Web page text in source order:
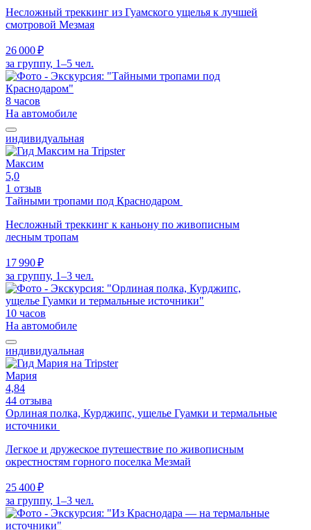
Несложный треккинг из Гуамского ущелья к лучшей
смотровой Мезмая
26 000 ₽
за группу, 1–5 чел.
8 часов
На автомобиле
индивидуальная
Максим
5,0
1 отзыв
Тайными тропами под Краснодаром
Несложный треккинг к каньону по живописным
лесным тропам
17 990 ₽
за группу, 1–3 чел.
10 часов
На автомобиле
индивидуальная
Мария
4,84
44 отзыва
Орлиная полка, Курджипс, ущелье Гуамки и термальные
источники
Легкое и дружеское путешествие по живописным
окрестностям горного поселка Мезмай
25 400 ₽
за группу, 1–3 чел.